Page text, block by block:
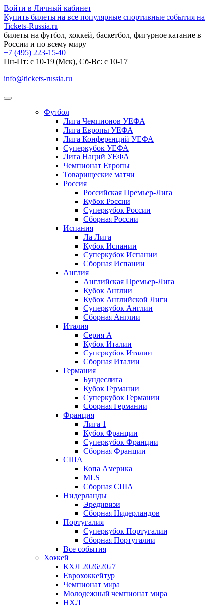
Войти в Личный кабинет
Купить билеты на все популярные спортивные события на
Tickets-Russia.ru
билеты на футбол, хоккей, баскетбол, фигурное катание в
России и по всему миру
+7 (495) 223-15-40
Пн-Пт: c 10-19 (Мск), Сб-Вс: с 10-17
info@tickets-russia.ru
Футбол
Лига Чемпионов УЕФА
Лига Европы УЕФА
Лига Конференций УЕФА
Суперкубок УЕФА
Лига Наций УЕФА
Чемпионат Европы
Товарищеские матчи
Россия
Российская Премьер-Лига
Кубок России
Суперкубок России
Сборная России
Испания
Ла Лига
Кубок Испании
Суперкубок Испании
Сборная Испании
Англия
Английская Премьер-Лига
Кубок Англии
Кубок Английской Лиги
Суперкубок Англии
Сборная Англии
Италия
Серия А
Кубок Италии
Суперкубок Италии
Сборная Италии
Германия
Бундеслига
Кубок Германии
Суперкубок Германии
Сборная Германии
Франция
Лига 1
Кубок Франции
Суперкубок Франции
Сборная Франции
США
Копа Америка
MLS
Сборная США
Нидерланды
Эредивизи
Сборная Нидерландов
Португалия
Суперкубок Португалии
Сборная Португалии
Все события
Хоккей
КХЛ 2026/2027
Еврохоккейтур
Чемпионат мира
Молодежный чемпионат мира
НХЛ